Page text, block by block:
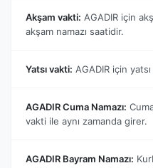
Akşam vakti: AGADIR için
akşam namazı saatidir.
Yatsı vakti: AGADIR için
AGADIR Cuma Namazı:
vakti ile aynı zamanda girer.
AGADIR Bayram Namazı: